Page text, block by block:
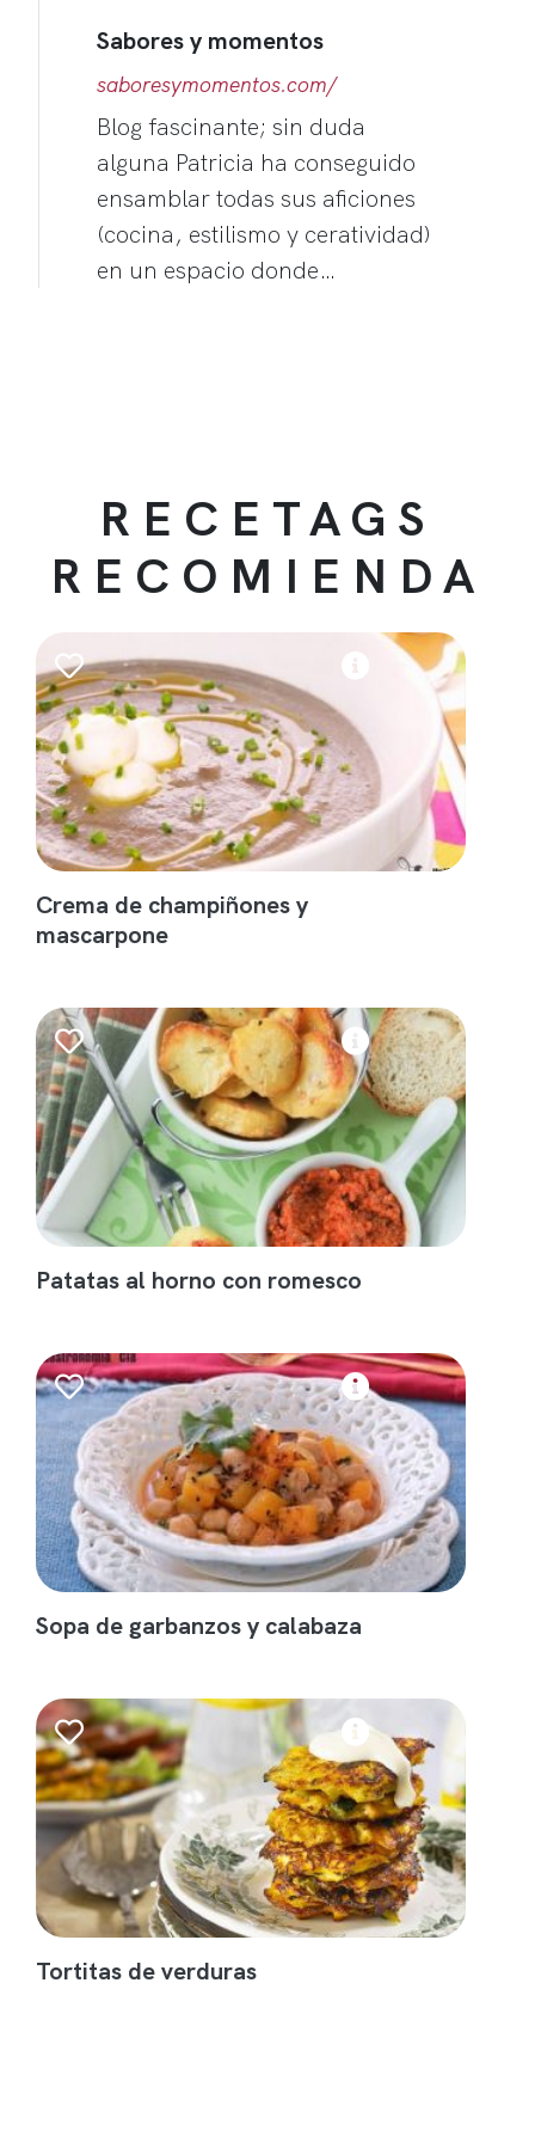
Sabores y momentos
saboresymomentos.com/
Blog fascinante; sin duda
alguna Patricia ha conseguido
ensamblar todas sus aficiones
(cocina, estilismo y ceratividad)
en un espacio donde…
RECETAGS
RECOMIENDA
Crema de champiñones y
mascarpone
Patatas al horno con romesco
Sopa de garbanzos y calabaza
Tortitas de verduras